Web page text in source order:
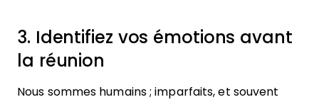
3. Identifiez vos émotions avant
la réunion
Nous sommes humains ; imparfaits, et souvent